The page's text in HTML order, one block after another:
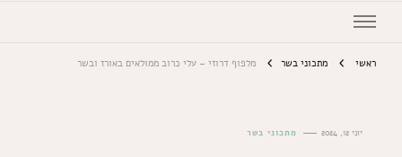
ראשי מתכוני בשר מלפוף דרוזי – עלי כרוב ממולאים באורז ובשר
יוני 12, 2024 מתכוני בשר